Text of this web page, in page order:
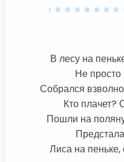
В лесу на
Не просто
Собрался
Кто плачет?
Пошли на
Лиса на